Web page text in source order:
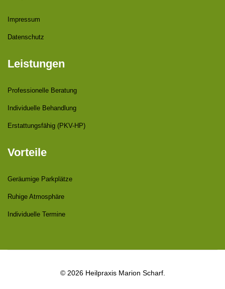
Impressum
Datenschutz
Leistungen
Professionelle Beratung
Individuelle Behandlung
Erstattungsfähig (PKV-HP)
Vorteile
Geräumige Parkplätze
Ruhige Atmosphäre
Individuelle Termine
© 2026 Heilpraxis Marion Scharf.